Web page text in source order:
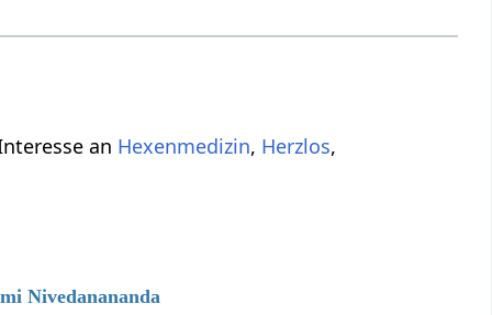
an Hexenmedizin, Herzlos,
Nivedanananda